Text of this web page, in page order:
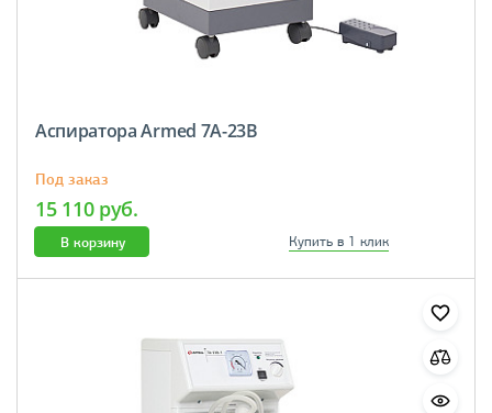
Аспиратора Armed 7A-23B
Под заказ
15 110 руб.
В корзину Купить в 1 клик